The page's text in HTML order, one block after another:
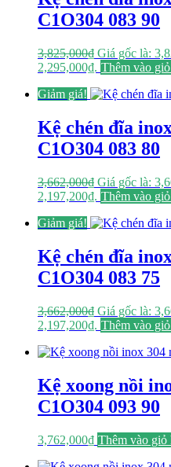
C1O304 083 90
3,825,000₫ Giá gốc là:
2,295,000₫. Thêm vào
Giảm giá!
Kệ chén đĩa
C1O304 083 80
3,662,000₫ Giá gốc là:
2,197,200₫. Thêm vào
Giảm giá!
Kệ chén đĩa
C1O304 083 75
3,662,000₫ Giá gốc là:
2,197,200₫. Thêm vào
Kệ xoong nồi
C1O304 093 90
3,762,000₫ Thêm vào giỏ